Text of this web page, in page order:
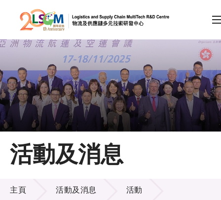
跳到內容（按回車鍵）
會員登入
A A EN 繁 简
主頁
關於LSCM
技術商品化
活動及消息
活動及消息
主頁 活動及消息 活動